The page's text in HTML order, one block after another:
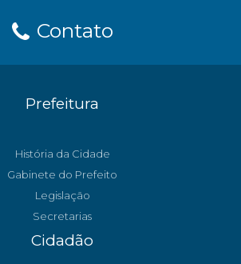
Contato
Prefeitura
História da Cidade
Gabinete do Prefeito
Legislação
Secretarias
Cidadão